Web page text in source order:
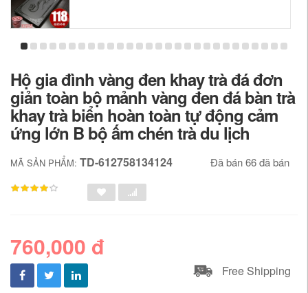
Hộ gia đình vàng đen khay trà đá đơn
giản toàn bộ mảnh vàng đen đá bàn trà
khay trà biển hoàn toàn tự động cảm
ứng lớn B bộ ấm chén trà du lịch
MÃ SẢN PHẨM: TD-612758134124 Đã bán 66 đã bán
760,000 đ
Free Shipping